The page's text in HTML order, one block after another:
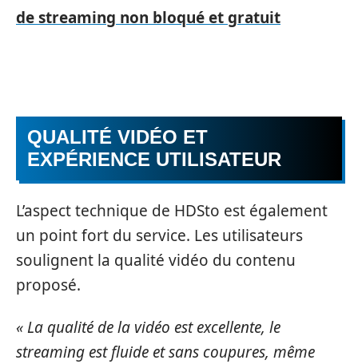
de streaming non bloqué et gratuit
QUALITÉ VIDÉO ET
EXPÉRIENCE UTILISATEUR
L’aspect technique de HDSto est également
un point fort du service. Les utilisateurs
soulignent la qualité vidéo du contenu
proposé.
« La qualité de la vidéo est excellente, le
streaming est fluide et sans coupures, même